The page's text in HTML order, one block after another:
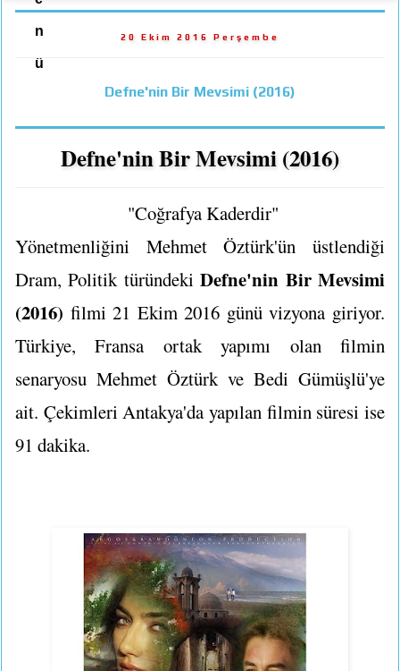
n
ü
20 Ekim 2016 Perşembe
Defne'nin Bir Mevsimi (2016)
Defne'nin Bir Mevsimi (2016)
"Coğrafya Kaderdir"
Yönetmenliğini Mehmet Öztürk'ün üstlendiği
Dram, Politik türündekiDefne'nin Bir Mevsimi
(2016) filmi 21 Ekim 2016 günü vizyona giriyor.
Türkiye, Fransa ortak yapımı olan filmin
senaryosu Mehmet Öztürk ve Bedi Gümüşlü'ye
ait. Çekimleri Antakya'da yapılan filmin süresi ise
91 dakika.